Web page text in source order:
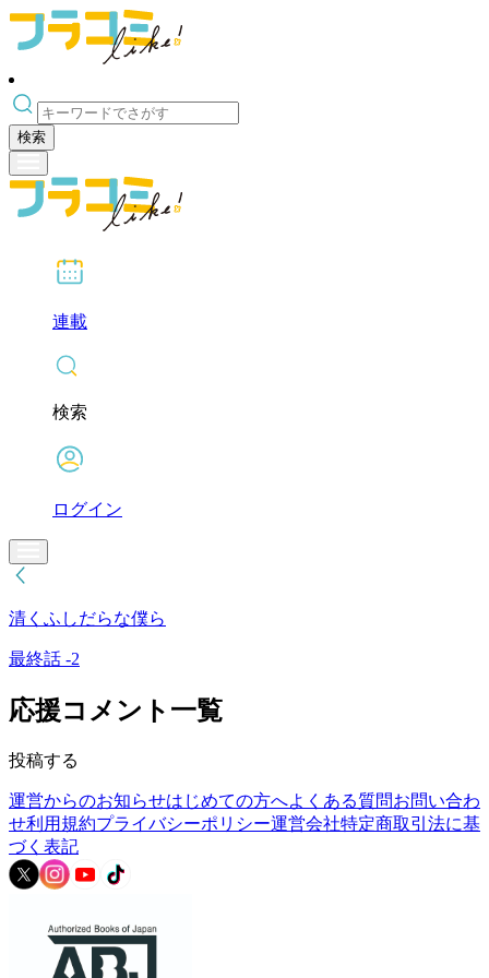
検索
連載
検索
ログイン
清くふしだらな僕ら
最終話 -2
応援コメント一覧
投稿する
運営からのお知らせはじめての方へよくある質問お問い合わ
せ利用規約プライバシーポリシー運営会社特定商取引法に基
づく表記